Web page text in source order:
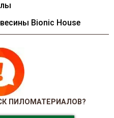
Bionic House
ПИЛОМАТЕРИАЛОВ?